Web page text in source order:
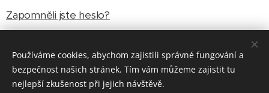
Zapomněli jste heslo?
Vytvořeno službouWebnode
Používáme cookies, abychom zajistili správné fungování a
bezpečnost našich stránek. Tím vám můžeme zajistit tu
nejlepší zkušenost při jejich návštěvě.